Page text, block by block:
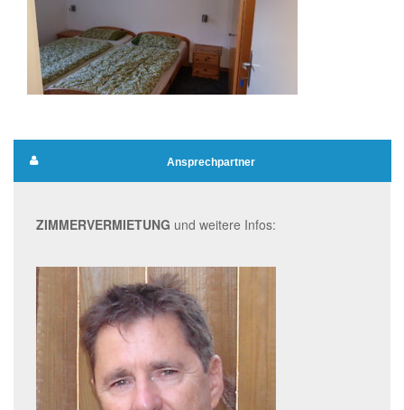
Ansprechpartner
ZIMMERVERMIETUNG und weitere Infos: